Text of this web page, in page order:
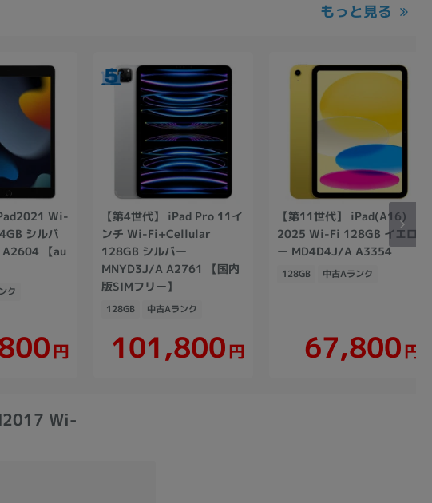
もっと見る
Wi-
シルバ
【au
ク
円
【第4世代】 iPad Pro 11イ
ンチ Wi-Fi+Cellular
128GB シルバー
MNYD3J/A A2761 【国内
版SIMフリー】
128GB 中古Aランク
101,800円
【第11世代】 iPad(A16)
2025 Wi-Fi 128GB イエロ
ー MD4D4J/A A3354
128GB 中古Aランク
67,800円
Wi-